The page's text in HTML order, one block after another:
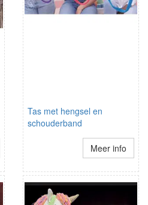
Tas met hengsel en
schouderband
Meer info